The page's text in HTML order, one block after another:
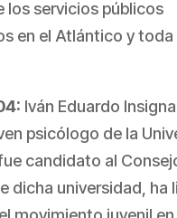
los servicios públicos
en el Atlántico y toda
Iván Eduardo
psicólogo de la
candidato al
dicha universidad, ha